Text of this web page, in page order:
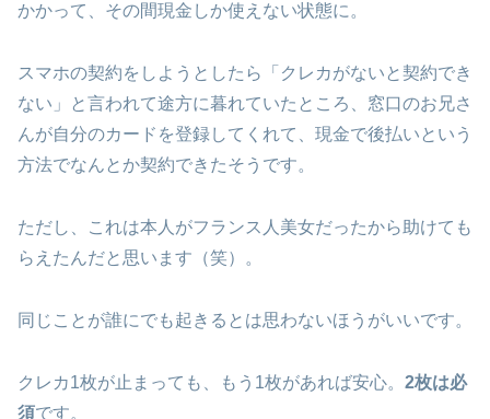
かかって、その間現金しか使えない状態に。
スマホの契約をしようとしたら「クレカがないと契約でき
ない」と言われて途方に暮れていたところ、窓口のお兄さ
んが自分のカードを登録してくれて、現金で後払いという
方法でなんとか契約できたそうです。
ただし、これは本人がフランス人美女だったから助けても
らえたんだと思います（笑）。
同じことが誰にでも起きるとは思わないほうがいいです。
クレカ1枚が止まっても、もう1枚があれば安心。 2枚は必
須です。